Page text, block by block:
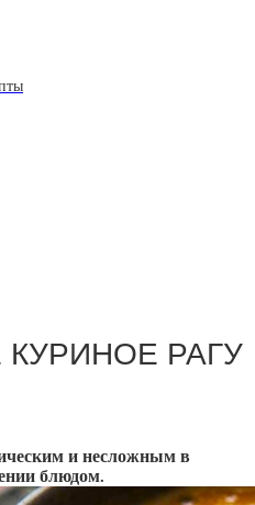
РАГУ
и несложным в
блюдом.